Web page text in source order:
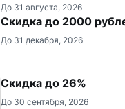
До 31 августа, 2026
Скидка до 2000
До 31 декабря, 2026
Скидка до 26%
До 30 сентября, 2026